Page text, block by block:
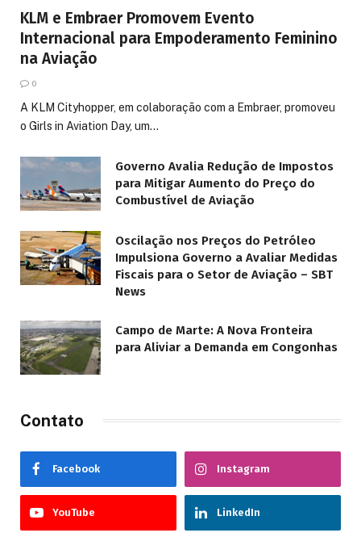
KLM e Embraer Promovem Evento
Internacional para Empoderamento Feminino
na Aviação
0
A KLM Cityhopper, em colaboração com a Embraer, promoveu
o Girls in Aviation Day, um…
Governo Avalia Redução de Impostos
para Mitigar Aumento do Preço do
Combustível de Aviação
Oscilação nos Preços do Petróleo
Impulsiona Governo a Avaliar Medidas
Fiscais para o Setor de Aviação – SBT
News
Campo de Marte: A Nova Fronteira
para Aliviar a Demanda em Congonhas
Contato
Facebook Instagram
YouTube LinkedIn